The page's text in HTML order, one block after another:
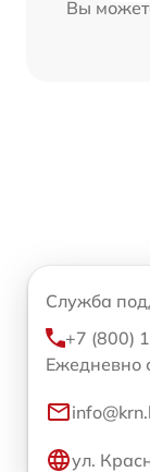
Вы
Служба
+7 (800)
Ежедневно
ул.